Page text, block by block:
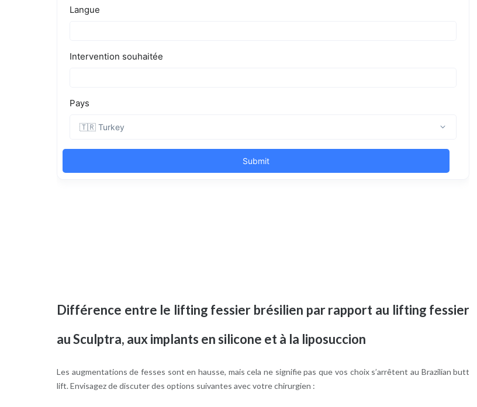
Différence entre le lifting fessier brésilien par rapport au lifting fessier
au Sculptra, aux implants en silicone et à la liposuccion
Les augmentations de fesses sont en hausse, mais cela ne signifie pas que vos choix s’arrêtent au Brazilian butt
lift. Envisagez de discuter des options suivantes avec votre chirurgien :